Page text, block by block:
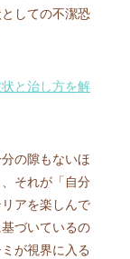
しての不潔恐
と治し方を解
の隙もないほ
それが「自分
アを楽しんで
づいているの
が視界に入る